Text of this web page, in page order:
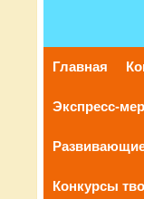
Главная
Экспресс-
Конкурсы